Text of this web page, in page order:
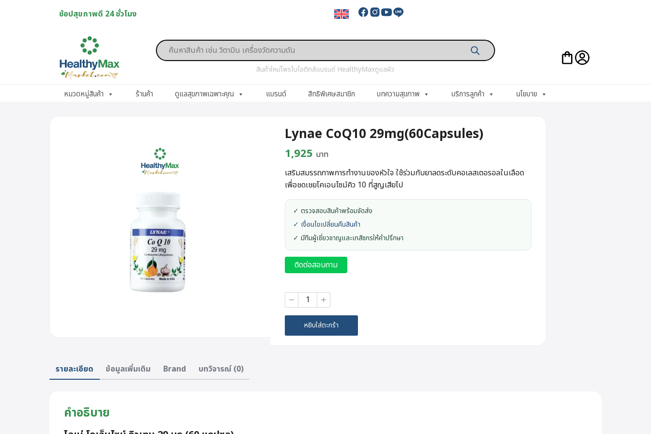
ช้อปสุขภาพดี 24 ชั่วโมง
Products
search
สินค้าใหม่โพรไบโอติกส์แบรนด์ HealthyMaxดูแลผิว
หมวดหมู่สินค้า ร้านค้า ดูแลสุขภาพเฉพาะคุณ แบรนด์ สิทธิพิเศษสมาชิก บทความสุขภาพ บริการลูกค้า นโยบาย
Lynae CoQ10 29mg(60Capsules)
1,925 บาท
เสริมสมรรถภาพการทำงานของหัวใจ ใช้ร่วมกับยาลดระดับคอเลสเตอรอลในเลือด
เพื่อชดเชยโคเอนไซม์คิว 10 ที่สูญเสียไป
✓ ตรวจสอบสินค้าพร้อมจัดส่ง
✓ เงื่อนไขเปลี่ยนคืนสินค้า
✓ มีทีมผู้เชี่ยวชาญและเภสัชกรให้คำปรึกษา
ติดต่อสอบถาม
จำนวน
Lynae
CoQ10
29mg(60Capsules)
ชิ้น
หยิบใส่ตะกร้า
รายละเอียด ข้อมูลเพิ่มเติม Brand บทวิจารณ์ (0)
คำอธิบาย